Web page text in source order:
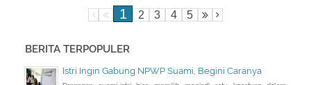
1 2 3 4 5
BERITA TERPOPULER
Istri Ingin Gabung NPWP Suami, Begini Caranya